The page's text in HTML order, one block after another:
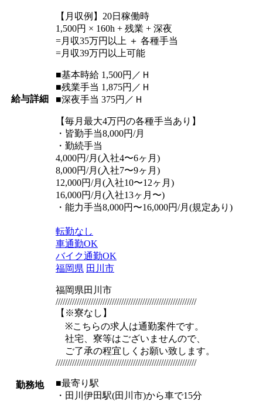
給与詳細
【月収例】20日稼働時
1,500円 × 160h + 残業 + 深夜
=月収35万円以上 ＋ 各種手当
=月収39万円以上可能
■基本時給 1,500円／Ｈ
■残業手当 1,875円／Ｈ
■深夜手当 375円／Ｈ
【毎月最大4万円の各種手当あり】
・皆勤手当8,000円/月
・勤続手当
4,000円/月(入社4〜6ヶ月)
8,000円/月(入社7〜9ヶ月)
12,000円/月(入社10〜12ヶ月)
16,000円/月(入社13ヶ月〜)
・能力手当8,000円〜16,000円/月(規定あり)
勤務地
転勤なし
車通勤OK
バイク通勤OK
福岡県 田川市
福岡県田川市
////////////////////////////////////////////////////////////
【※寮なし】
※こちらの求人は通勤案件です。
社宅、寮等はございませんので、
ご了承の程宜しくお願い致します。
////////////////////////////////////////////////////////////
■最寄り駅
・田川伊田駅(田川市)から車で15分